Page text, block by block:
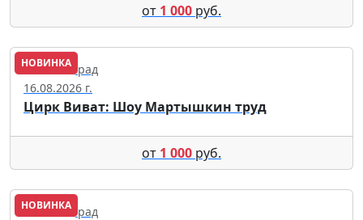
от 1 000 руб.
НОВИНКА
Калининград
16.08.2026 г.
Цирк Виват: Шоу Мартышкин труд
от 1 000 руб.
НОВИНКА
Калининград